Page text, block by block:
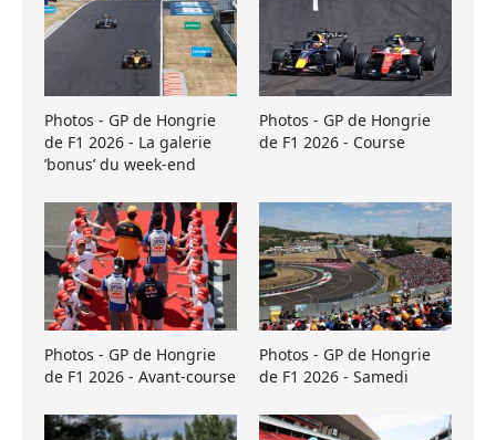
Photos - GP de Hongrie
de F1 2026 - La galerie
’bonus’ du week-end
Photos - GP de Hongrie
de F1 2026 - Course
Photos - GP de Hongrie
de F1 2026 - Avant-course
Photos - GP de Hongrie
de F1 2026 - Samedi